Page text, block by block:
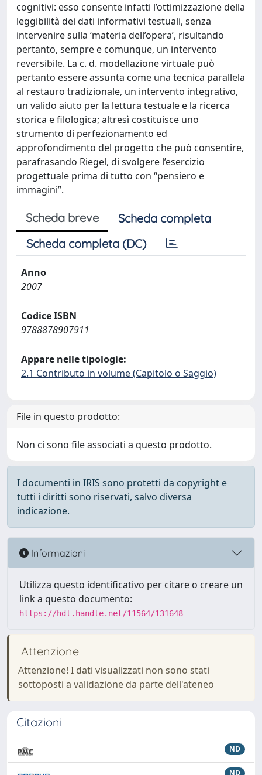
cognitivi: esso consente infatti l’ottimizzazione della
leggibilità dei dati informativi testuali, senza
intervenire sulla ‘materia dell’opera’, risultando
pertanto, sempre e comunque, un intervento
reversibile. La c. d. modellazione virtuale può
pertanto essere assunta come una tecnica parallela
al restauro tradizionale, un intervento integrativo,
un valido aiuto per la lettura testuale e la ricerca
storica e filologica; altresì costituisce uno
strumento di perfezionamento ed
approfondimento del progetto che può consentire,
parafrasando Riegel, di svolgere l’esercizio
progettuale prima di tutto con “pensiero e
immagini”.
Scheda breve
Scheda completa
Scheda completa (DC)
Anno
2007
Codice ISBN
9788878907911
Appare nelle tipologie:
2.1 Contributo in volume (Capitolo o Saggio)
File in questo prodotto:
Non ci sono file associati a questo prodotto.
I documenti in IRIS sono protetti da copyright e
tutti i diritti sono riservati, salvo diversa
indicazione.
Informazioni
Utilizza questo identificativo per citare o creare un
link a questo documento:
https://hdl.handle.net/11564/131648
Attenzione
Attenzione! I dati visualizzati non sono stati
sottoposti a validazione da parte dell'ateneo
Citazioni
ND